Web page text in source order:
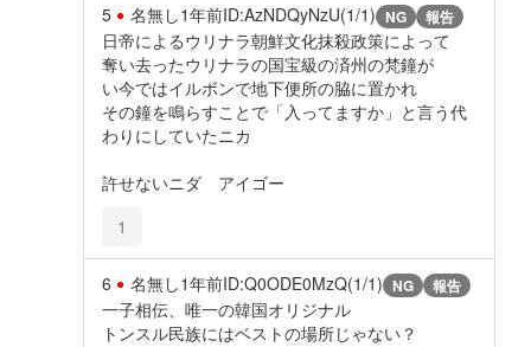
5 名無し1年前ID:AzNDQyNzU(1/1) NG 報告
日帝によるウリナラ朝鮮文化抹殺政策によって
奪い去ったウリナラの国宝級の済州の梵鐘が
い今ではイルボンで地下便所の脇に置かれ
その鐘を鳴らすことで「入ってますか」と言う代
わりにしていたニカ
許せないニダ アイゴー
1
6 名無し1年前ID:Q0ODE0MzQ(1/1) NG 報告
一子相伝、唯一の韓国オリジナル
トンスル民族にはベストの場所じゃない？